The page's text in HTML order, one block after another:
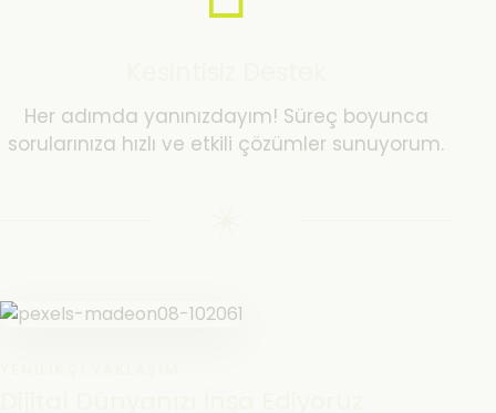
Her adımda yanınızdayım! Süreç boyunca
sorularınıza hızlı ve etkili çözümler sunuyorum.